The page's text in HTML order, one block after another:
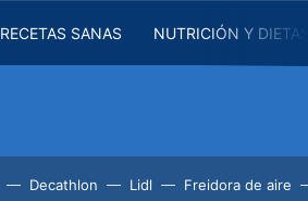
RECETAS SANAS NUTRICIÓN Y
Decathlon Lidl Freidora de aire